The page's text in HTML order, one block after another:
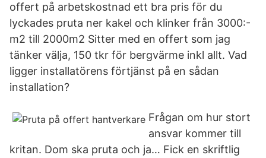
offert på arbetskostnad ett bra pris för du
lyckades pruta ner kakel och klinker från 3000:-
m2 till 2000m2 Sitter med en offert som jag
tänker välja, 150 tkr för bergvärme inkl allt. Vad
ligger installatörens förtjänst på en sådan
installation?
Frågan om hur stort
ansvar kommer till
kritan. Dom ska pruta och ja… Fick en skriftlig